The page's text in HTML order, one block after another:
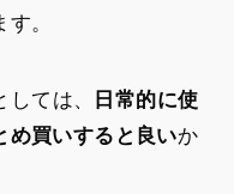
。
ては、
日常的に使
め買いすると良いか